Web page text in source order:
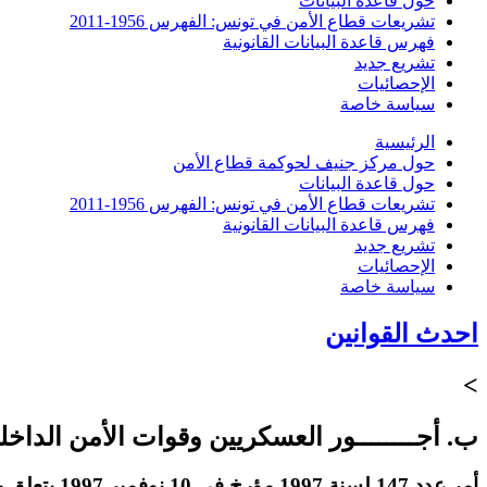
تشريعات قطاع الأمن في تونس: الفهرس 1956-2011
فهرس قاعدة البيانات القانونية
تشريع جديد
الإحصائيات
سياسة خاصة
الرئيسية
حول مركز جنيف لحوكمة قطاع الأمن
حول قاعدة البيانات
تشريعات قطاع الأمن في تونس: الفهرس 1956-2011
فهرس قاعدة البيانات القانونية
تشريع جديد
الإحصائيات
سياسة خاصة
احدث القوانين
>
ب. أجــــــــور العسكريين وقوات الأمن